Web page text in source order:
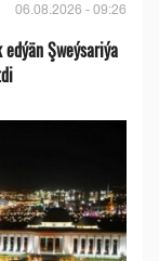
06.08.2026 - 09:26
Şweýsariýa